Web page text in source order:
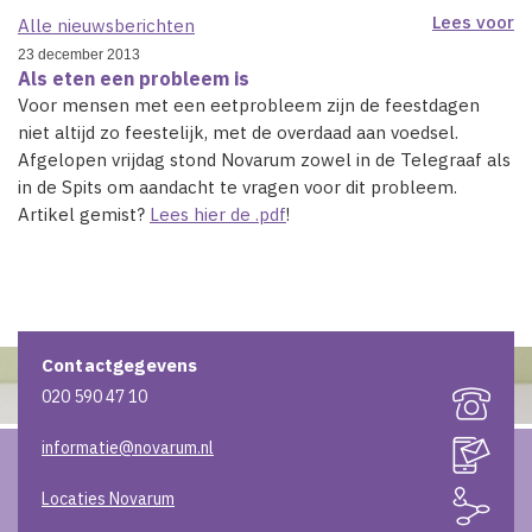
Lees voor
Alle nieuwsberichten
23 december 2013
Als eten een probleem is
Voor mensen met een eetprobleem zijn de feestdagen
niet altijd zo feestelijk, met de overdaad aan voedsel.
Afgelopen vrijdag stond Novarum zowel in de Telegraaf als
in de Spits om aandacht te vragen voor dit probleem.
Artikel gemist? Lees hier de .pdf!
Contactgegevens
020 590 47 10
informatie@novarum.nl
Locaties Novarum